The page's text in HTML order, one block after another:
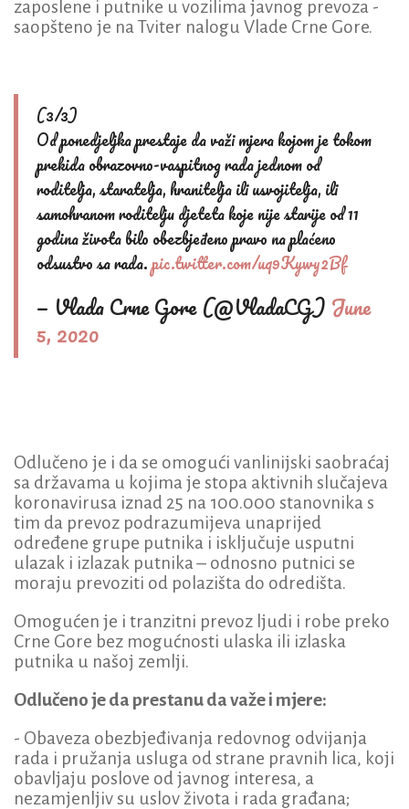
zaposlene i putnike u vozilima javnog prevoza -
saopšteno je na Tviter nalogu Vlade Crne Gore.
(3/3)
Od ponedjeljka prestaje da važi mjera kojom je tokom
prekida obrazovno-vaspitnog rada jednom od
roditelja, staratelja, hranitelja ili usvojitelja, ili
samohranom roditelju djeteta koje nije starije od 11
godina života bilo obezbjeđeno pravo na plaćeno
odsustvo sa rada.pic.twitter.com/uq9Kywy2Bf
— Vlada Crne Gore (@VladaCG) June
5, 2020
Odlučeno je i da se omogući vanlinijski saobraćaj
sa državama u kojima je stopa aktivnih slučajeva
koronavirusa iznad 25 na 100.000 stanovnika s
tim da prevoz podrazumijeva unaprijed
određene grupe putnika i isključuje usputni
ulazak i izlazak putnika – odnosno putnici se
moraju prevoziti od polazišta do odredišta.
Omogućen je i tranzitni prevoz ljudi i robe preko
Crne Gore bez mogućnosti ulaska ili izlaska
putnika u našoj zemlji.
Odlučeno je da prestanu da važe i mjere:
- Obaveza obezbjeđivanja redovnog odvijanja
rada i pružanja usluga od strane pravnih lica, koji
obavljaju poslove od javnog interesa, a
nezamjenljiv su uslov života i rada građana;